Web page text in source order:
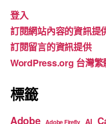
b
o
o
k
a
m
u
b
e
登入
訂閱網站內容的資訊提
訂閱留言的資訊提供
WordPress.org 台灣繁
標籤
Adobe AI